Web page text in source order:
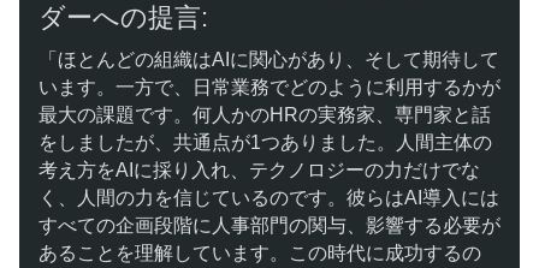
ダーへの提言:
「​​ほとんどの組織はAIに関心があり、そして期待して
います。一方で、日常業務でどのように利用するかが
最大の課題です。何人かのHRの実務家、専門家と話
をしましたが、共通点が1つありました。人間主体の
考え方をAIに採り入れ、テクノロジーの力だけでな
く、人間の力を信じているのです。彼らはAI導入には
すべての企画段階に人事部門の関与、影響する必要が
あることを理解しています。この時代に成功するの